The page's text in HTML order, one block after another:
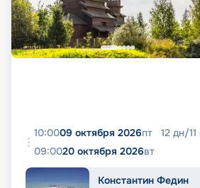
10:0009 октября 2026пт 12 дн/11
09:0020 октября 2026вт
Константин Федин